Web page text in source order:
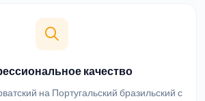
качество
на Португальский бразильский с